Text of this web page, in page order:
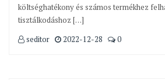
költséghatékony és számos termékhez
tisztálkodáshoz […]
seditor
2022-12-28 0